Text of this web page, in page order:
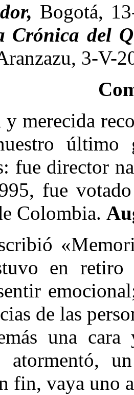
Bogotá,
Crónica del
3-V-
merecida
último
fue director
fue
Colombia.
en
de las
una
atormentó,
fin, vaya uno